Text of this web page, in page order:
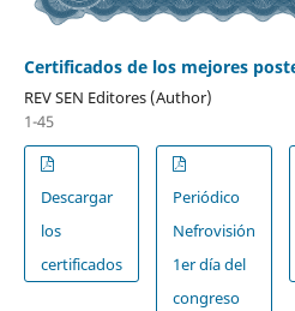
Certificados de los mejores
REV SEN Editores (Author)
1-45
Descargar
los
certificados
Periódico
Nefrovisión
1er día del
congreso